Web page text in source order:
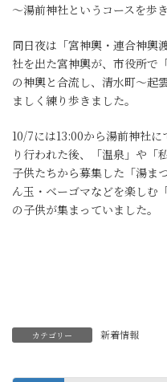
～湯前神社というコースを歩き
同日夜は「宮神輿・連合神輿
社を出た宮神輿が、市役所で
の神輿と合流し、清水町～起
ましく練り歩きました。
10/7には13:00から湯前神社
り行われた後、「温泉」や「
子供たちから募集した「湯ま
ん玉・ベーゴマなどを楽しむ
の子供が集まっていました。
カテゴリー 新着情報